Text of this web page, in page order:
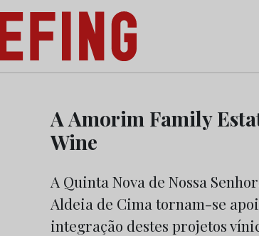
as notícias sobre os negócios do Marketing e da
A Amorim Family
Wine
A Quinta Nova de Nossa
Aldeia de Cima tornam-se
integração destes projetos